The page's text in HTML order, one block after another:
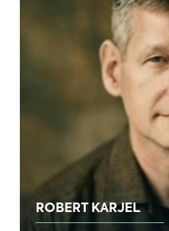
ROBERT KARJEL